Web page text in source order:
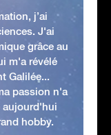
j’ai
J'ai
grâce au
m'a révélé
Galilée...
passion n'a
aujourd'hui
hobby.